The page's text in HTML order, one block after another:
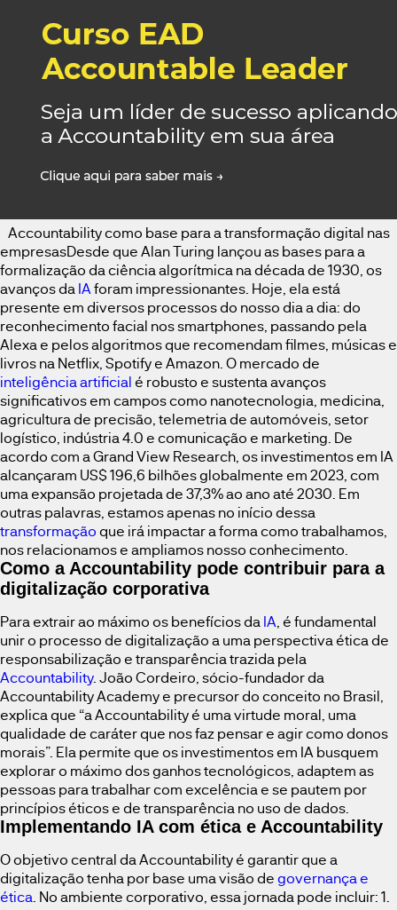
Accountability como base para a transformação digital nas
empresasDesde que Alan Turing lançou as bases para a
formalização da ciência algorítmica na década de 1930, os
avanços da IAforam impressionantes. Hoje, ela está
presente em diversos processos do nosso dia a dia: do
reconhecimento facial nos smartphones, passando pela
Alexa e pelos algoritmos que recomendam filmes, músicas e
livros na Netflix, Spotify e Amazon. O mercado de
inteligência artificial é robusto e sustenta avanços
significativos em campos como nanotecnologia, medicina,
agricultura de precisão, telemetria de automóveis, setor
logístico, indústria 4.0 e comunicação e marketing. De
acordo com a Grand View Research, os investimentos em IA
alcançaram US$ 196,6 bilhões globalmente em 2023, com
uma expansão projetada de 37,3% ao ano até 2030. Em
outras palavras, estamos apenas no início dessa
transformaçãoque irá impactar a forma como trabalhamos,
nos relacionamos e ampliamos nosso conhecimento.
Como a Accountability pode contribuir para a
digitalização corporativa
Para extrair ao máximo os benefícios da IA , é fundamental
unir o processo de digitalização a uma perspectiva ética de
responsabilização e transparência trazida pela
Accountability. João Cordeiro, sócio-fundador da
Accountability Academy e precursor do conceito no Brasil,
explica que “a Accountability é uma virtude moral, uma
qualidade de caráter que nos faz pensar e agir como donos
morais”. Ela permite que os investimentos em IA busquem
explorar o máximo dos ganhos tecnológicos, adaptem as
pessoas para trabalhar com excelência e se pautem por
princípios éticos e de transparência no uso de dados.
Implementando IA com ética e Accountability
O objetivo central da Accountability é garantir que a
digitalização tenha por base uma visão degovernança e
ética . No ambiente corporativo, essa jornada pode incluir: 1.